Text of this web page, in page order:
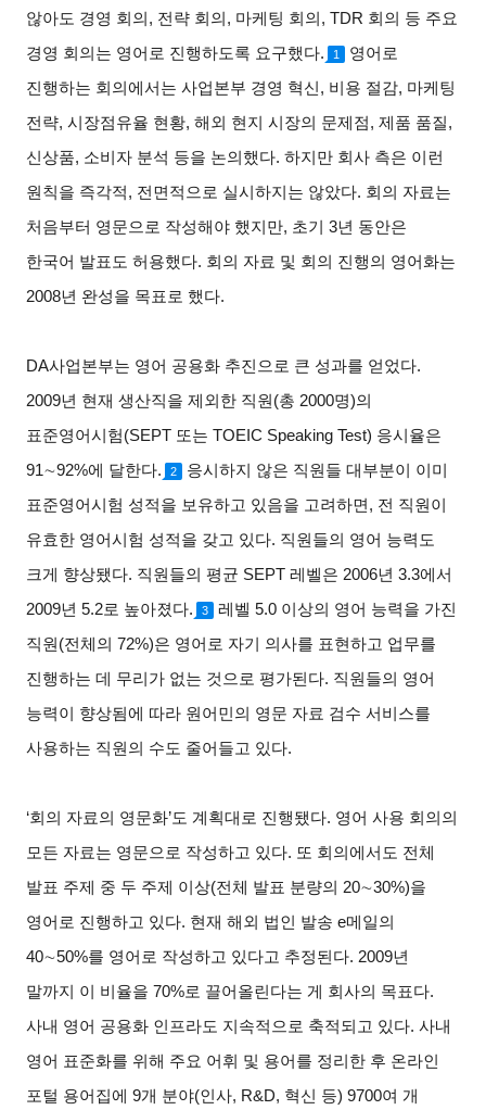
않아도 경영 회의, 전략 회의, 마케팅 회의, TDR 회의 등 주요
경영 회의는 영어로 진행하도록 요구했다.
1
영어로
진행하는 회의에서는 사업본부 경영 혁신, 비용 절감, 마케팅
전략, 시장점유율 현황, 해외 현지 시장의 문제점, 제품 품질,
신상품, 소비자 분석 등을 논의했다. 하지만 회사 측은 이런
원칙을 즉각적, 전면적으로 실시하지는 않았다. 회의 자료는
처음부터 영문으로 작성해야 했지만, 초기 3년 동안은
한국어 발표도 허용했다. 회의 자료 및 회의 진행의 영어화는
2008년 완성을 목표로 했다.
DA사업본부는 영어 공용화 추진으로 큰 성과를 얻었다.
2009년 현재 생산직을 제외한 직원(총 2000명)의
표준영어시험(SEPT 또는 TOEIC Speaking Test) 응시율은
91∼92%에 달한다.
2
응시하지 않은 직원들 대부분이 이미
표준영어시험 성적을 보유하고 있음을 고려하면, 전 직원이
유효한 영어시험 성적을 갖고 있다. 직원들의 영어 능력도
크게 향상됐다. 직원들의 평균 SEPT 레벨은 2006년 3.3에서
2009년 5.2로 높아졌다.
3
레벨 5.0 이상의 영어 능력을 가진
직원(전체의 72%)은 영어로 자기 의사를 표현하고 업무를
진행하는 데 무리가 없는 것으로 평가된다. 직원들의 영어
능력이 향상됨에 따라 원어민의 영문 자료 검수 서비스를
사용하는 직원의 수도 줄어들고 있다.
‘회의 자료의 영문화’도 계획대로 진행됐다. 영어 사용 회의의
모든 자료는 영문으로 작성하고 있다. 또 회의에서도 전체
발표 주제 중 두 주제 이상(전체 발표 분량의 20∼30%)을
영어로 진행하고 있다. 현재 해외 법인 발송 e메일의
40∼50%를 영어로 작성하고 있다고 추정된다. 2009년
말까지 이 비율을 70%로 끌어올린다는 게 회사의 목표다.
사내 영어 공용화 인프라도 지속적으로 축적되고 있다. 사내
영어 표준화를 위해 주요 어휘 및 용어를 정리한 후 온라인
포털 용어집에 9개 분야(인사, R&D, 혁신 등) 9700여 개